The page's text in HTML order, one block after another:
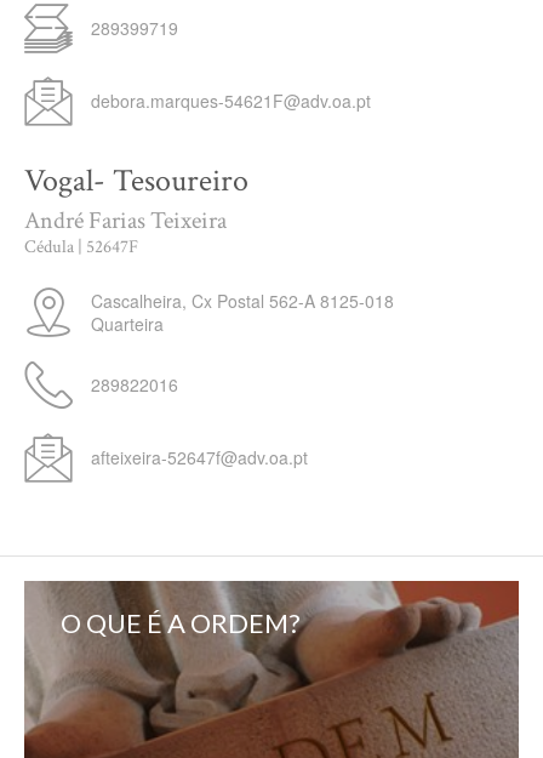
289399719
debora.marques-54621F@adv.oa.pt
Vogal- Tesoureiro
André Farias Teixeira
Cédula | 52647F
Cascalheira, Cx Postal 562-A 8125-018
Quarteira
289822016
afteixeira-52647f@adv.oa.pt
O QUE É A ORDEM?